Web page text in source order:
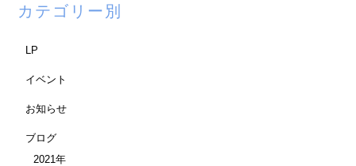
カテゴリー別
LP
イベント
お知らせ
ブログ
2021年